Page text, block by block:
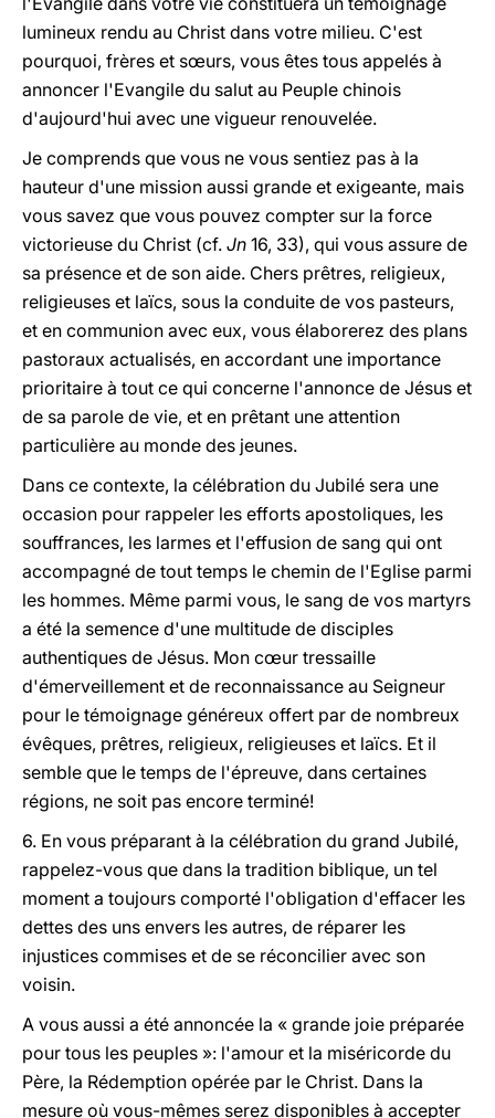
lumineux rendu au Christ dans votre milieu. C'est
pourquoi, frères et sœurs, vous êtes tous appelés à
annoncer l'Evangile du salut au Peuple chinois
d'aujourd'hui avec une vigueur renouvelée.
Je comprends que vous ne vous sentiez pas à la
hauteur d'une mission aussi grande et exigeante, mais
vous savez que vous pouvez compter sur la force
victorieuse du Christ (cf. Jn 16, 33), qui vous assure de
sa présence et de son aide. Chers prêtres, religieux,
religieuses et laïcs, sous la conduite de vos pasteurs,
et en communion avec eux, vous élaborerez des plans
pastoraux actualisés, en accordant une importance
prioritaire à tout ce qui concerne l'annonce de Jésus et
de sa parole de vie, et en prêtant une attention
particulière au monde des jeunes.
Dans ce contexte, la célébration du Jubilé sera une
occasion pour rappeler les efforts apostoliques, les
souffrances, les larmes et l'effusion de sang qui ont
accompagné de tout temps le chemin de l'Eglise parmi
les hommes. Même parmi vous, le sang de vos martyrs
a été la semence d'une multitude de disciples
authentiques de Jésus. Mon cœur tressaille
d'émerveillement et de reconnaissance au Seigneur
pour le témoignage généreux offert par de nombreux
évêques, prêtres, religieux, religieuses et laïcs. Et il
semble que le temps de l'épreuve, dans certaines
régions, ne soit pas encore terminé!
6. En vous préparant à la célébration du grand Jubilé,
rappelez-vous que dans la tradition biblique, un tel
moment a toujours comporté l'obligation d'effacer les
dettes des uns envers les autres, de réparer les
injustices commises et de se réconcilier avec son
voisin.
A vous aussi a été annoncée la « grande joie préparée
pour tous les peuples »: l'amour et la miséricorde du
Père, la Rédemption opérée par le Christ. Dans la
mesure où vous-mêmes serez disponibles à accepter